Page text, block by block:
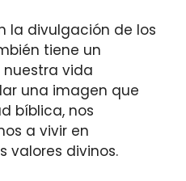
la divulgación de los
tiene un
vida
una imagen que
bíblica, nos
a vivir en
valores divinos.